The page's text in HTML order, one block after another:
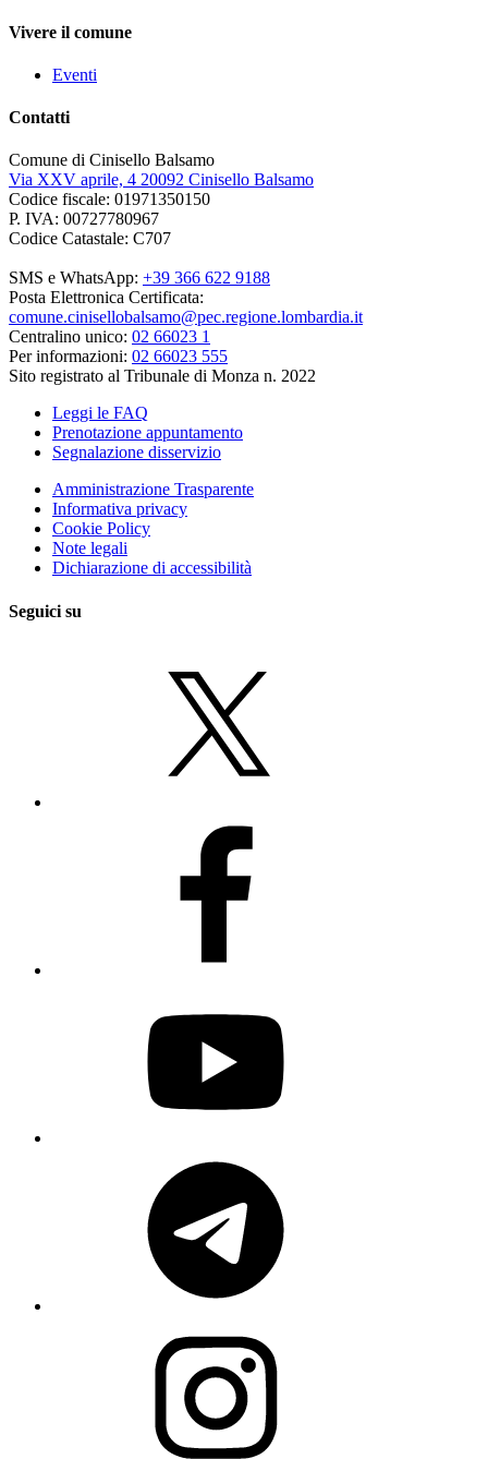
Vivere il comune
Eventi
Contatti
Comune di Cinisello Balsamo
Via XXV aprile, 4 20092 Cinisello Balsamo
Codice fiscale: 01971350150
P. IVA: 00727780967
Codice Catastale: C707
SMS e WhatsApp: +39 366 622 9188
Posta Elettronica Certificata:
comune.cinisellobalsamo@pec.regione.lombardia.it
Centralino unico: 02 66023 1
Per informazioni: 02 66023 555
Sito registrato al Tribunale di Monza n. 2022
Leggi le FAQ
Prenotazione appuntamento
Segnalazione disservizio
Amministrazione Trasparente
Informativa privacy
Cookie Policy
Note legali
Dichiarazione di accessibilità
Seguici su